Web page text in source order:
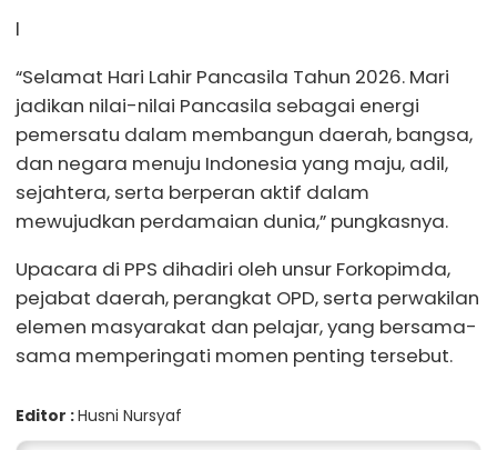
l
“Selamat Hari Lahir Pancasila Tahun 2026. Mari
jadikan nilai-nilai Pancasila sebagai energi
pemersatu dalam membangun daerah, bangsa,
dan negara menuju Indonesia yang maju, adil,
sejahtera, serta berperan aktif dalam
mewujudkan perdamaian dunia,” pungkasnya.
Upacara di PPS dihadiri oleh unsur Forkopimda,
pejabat daerah, perangkat OPD, serta perwakilan
elemen masyarakat dan pelajar, yang bersama-
sama memperingati momen penting tersebut.
Editor :Husni Nursyaf